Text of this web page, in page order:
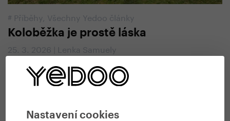
Nastavení cookies
# Příběhy Všechny Yedoo články
Koloběžka je prostě láska
25. 3. 2026 | Lenka Samuely